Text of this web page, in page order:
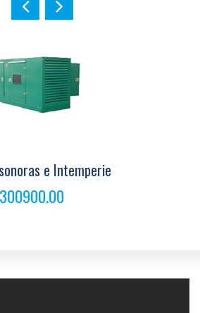
Automatización, Acondicionamiento
$112200.00